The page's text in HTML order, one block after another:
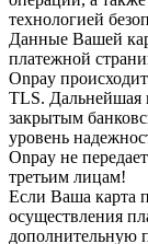
технологией
Данные Вашей
платежной
Onpay
TLS. Дальнейшая
закрытым
уровень
Onpay не
третьим лицам!
Если Ваша карта
осуществления
дополнительную